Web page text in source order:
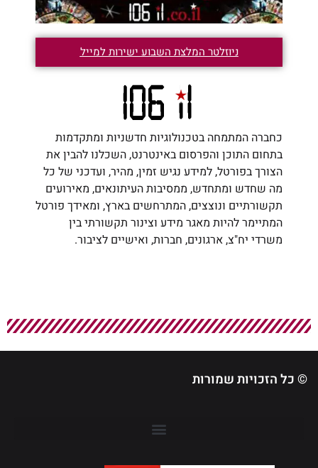
ניוזלטר המלצת השבוע ישירות למייל
כחברה המתמחה בטכנולוגיות חדשניות ומתקדמות
בתחום התוכן והפרסום באינטרנט, השכלנו להבין את
הצורך בפורטל, למידע נגיש זמין, מהיר, ועדכני של כל
מה שחדש ומתחדש, ממסיבות העיתונאים, מאירועים
תקשורתיים ונוצצים, המתרחשים בארץ, ומאידך פורטל
המתיימר להיות מאגר מידע וצינור תקשורתי בין
משרדי יח"צ, ארגונים, חברות, ואישיים לציבור.
© כל הזכויות שמורות